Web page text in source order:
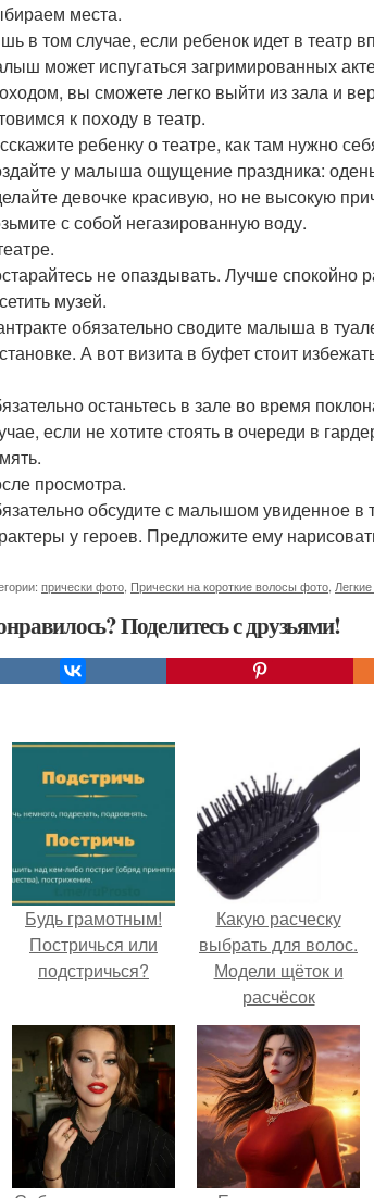
места.
в том случае, если ребенок идет в театр
может испугаться загримированных
вы сможете легко выйти из зала и
к походу в театр.
ребенку о театре, как там нужно
у малыша ощущение праздника:
девочке красивую, но не высокую
с собой негазированную воду.
не опаздывать. Лучше спокойно
музей.
обязательно сводите малыша в
А вот визита в буфет стоит
останьтесь в зале во время
если не хотите стоять в очереди в
просмотра.
обсудите с малышом увиденное в
у героев. Предложите ему
прически фото Прически на короткие волосы фото
Поделитесь с друзьями!
Будь грамотным!
Постричься или
подстричься?
Какую расческу
выбрать для волос.
Модели щёток и
расчёсок